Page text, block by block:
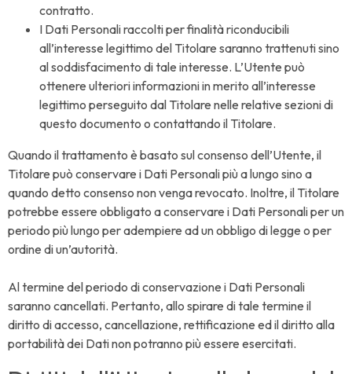
contratto.
I Dati Personali raccolti per finalità riconducibili
all’interesse legittimo del Titolare saranno trattenuti sino
al soddisfacimento di tale interesse. L’Utente può
ottenere ulteriori informazioni in merito all’interesse
legittimo perseguito dal Titolare nelle relative sezioni di
questo documento o contattando il Titolare.
Quando il trattamento è basato sul consenso dell’Utente, il
Titolare può conservare i Dati Personali più a lungo sino a
quando detto consenso non venga revocato. Inoltre, il Titolare
potrebbe essere obbligato a conservare i Dati Personali per un
periodo più lungo per adempiere ad un obbligo di legge o per
ordine di un’autorità.
Al termine del periodo di conservazione i Dati Personali
saranno cancellati. Pertanto, allo spirare di tale termine il
diritto di accesso, cancellazione, rettificazione ed il diritto alla
portabilità dei Dati non potranno più essere esercitati.